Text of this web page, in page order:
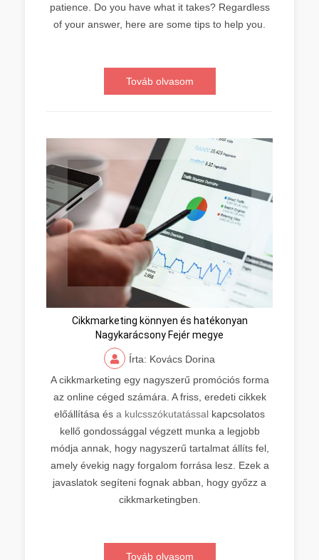
patience. Do you have what it takes? Regardless
of your answer, here are some tips to help you.
Továb olvasom
Cikkmarketing könnyen és hatékonyan
Nagykarácsony Fejér megye
Írta: Kovács Dorina
A cikkmarketing egy nagyszerű promóciós forma
az online céged számára. A friss, eredeti cikkek
előállítása és a kulcsszókutatással kapcsolatos
kellő gondossággal végzett munka a legjobb
módja annak, hogy nagyszerű tartalmat állíts fel,
amely évekig nagy forgalom forrása lesz. Ezek a
javaslatok segíteni fognak abban, hogy győzz a
cikkmarketingben.
Továb olvasom